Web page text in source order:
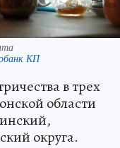
КП
в трех
области
округа.